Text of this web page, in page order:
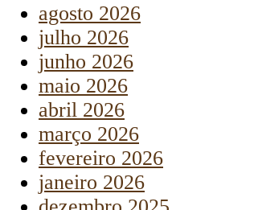
agosto 2026
julho 2026
junho 2026
maio 2026
abril 2026
março 2026
fevereiro 2026
janeiro 2026